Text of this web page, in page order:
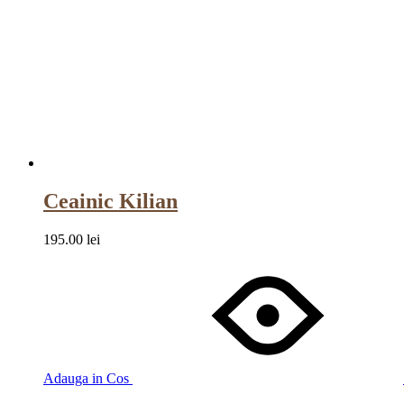
Ceainic Kilian
195.00 lei
Adauga in Cos